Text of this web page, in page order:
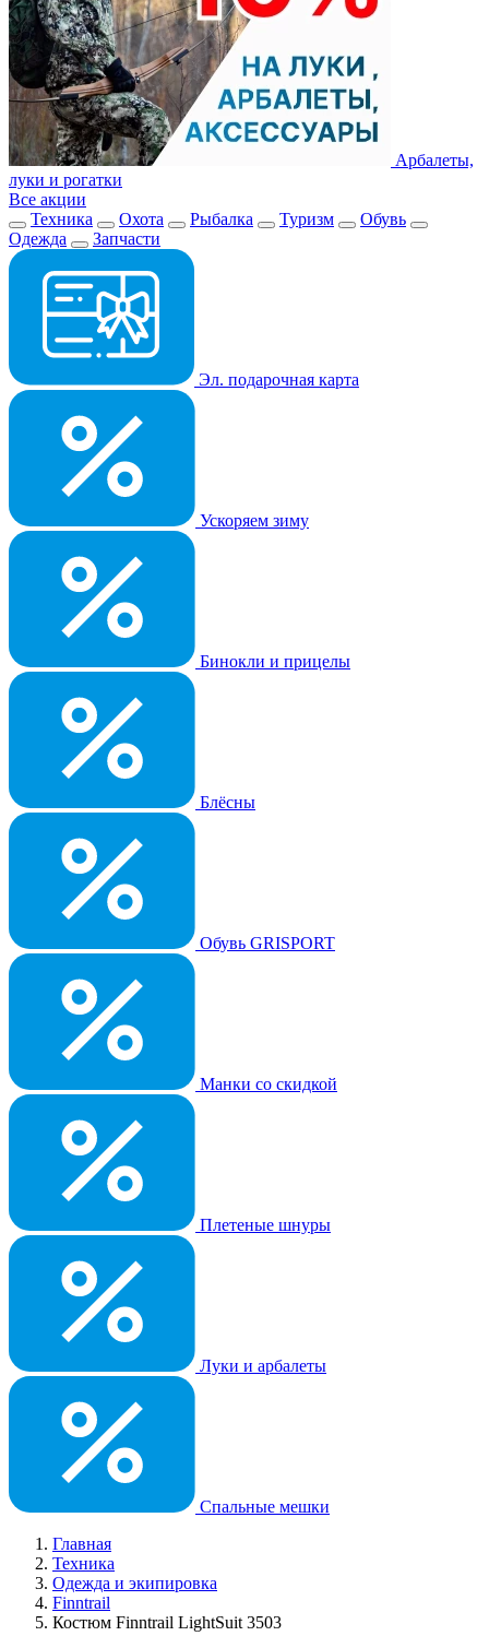
Арбалеты,
луки и рогатки
Все акции
Техника
Охота Рыбалка Туризм
Обувь
Одежда
Запчасти
Эл. подарочная карта
Ускоряем зиму
Бинокли и прицелы
Блёсны
Обувь GRISPORT
Манки со скидкой
Плетеные шнуры
Луки и арбалеты
Спальные мешки
Главная
Техника
Одежда и экипировка
Finntrail
Костюм Finntrail LightSuit 3503